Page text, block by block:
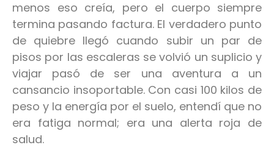
menos eso creía, pero el cuerpo siempre
termina pasando factura. El verdadero punto
de quiebre llegó cuando subir un par de
pisos por las escaleras se volvió un suplicio y
viajar pasó de ser una aventura a un
cansancio insoportable. Con casi 100 kilos de
peso y la energía por el suelo, entendí que no
era fatiga normal; era una alerta roja de
salud.